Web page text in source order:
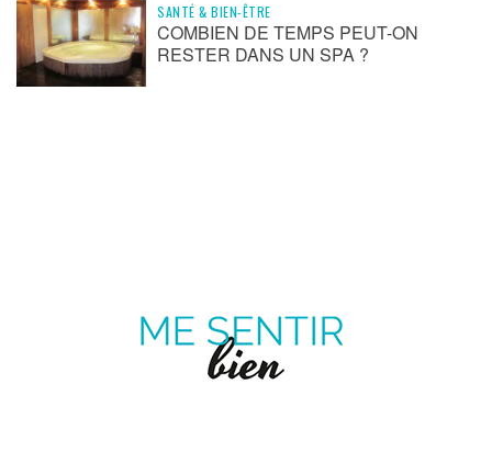
SANTÉ & BIEN-ÊTRE
COMBIEN DE TEMPS PEUT-ON
RESTER DANS UN SPA ?